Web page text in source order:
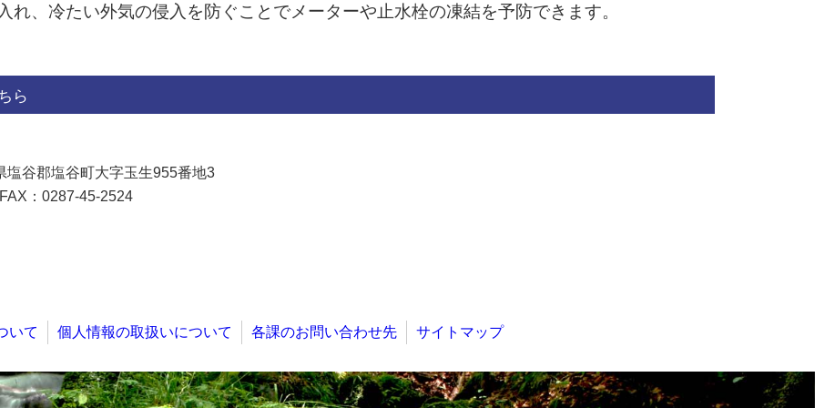
れ、冷たい外気の侵入を防ぐことでメーターや止水栓の凍結を予防できます。
ら
塩谷郡塩谷町大字玉生955番地3
FAX：0287-45-2524
いて 個人情報の取扱いについて 各課のお問い合わせ先 サイトマップ